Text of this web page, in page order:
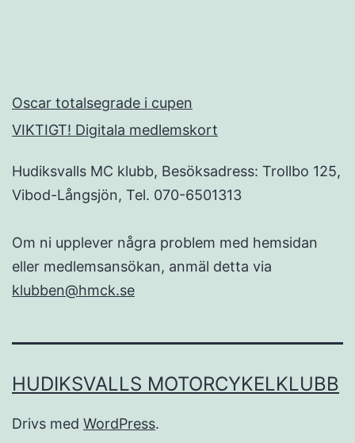
Oscar totalsegrade i cupen
VIKTIGT! Digitala medlemskort
Hudiksvalls MC klubb, Besöksadress: Trollbo 125,
Vibod-Långsjön, Tel. 070-6501313
Om ni upplever några problem med hemsidan
eller medlemsansökan, anmäl detta via
klubben@hmck.se
HUDIKSVALLS MOTORCYKELKLUBB
Drivs med WordPress.